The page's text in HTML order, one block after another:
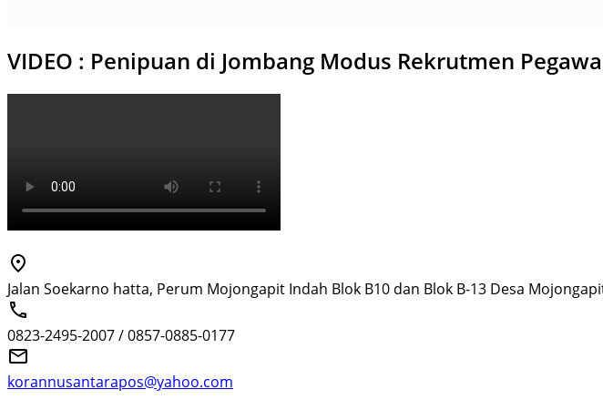
VIDEO : Penipuan di Jombang Modus Rekrutmen
Jalan Soekarno hatta, Perum Mojongapit Indah Blok B10 dan Blok B-13 Desa
0823-2495-2007 / 0857-0885-0177
korannusantarapos@yahoo.com